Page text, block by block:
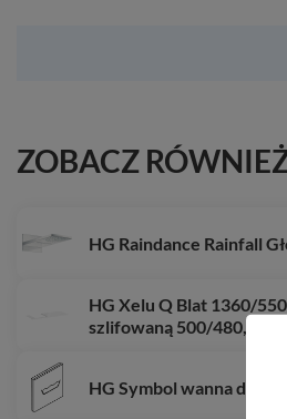
ZOBACZ
HG Raindance Rainfall
HG Xelu Q Blat 1360/
szlifowaną 500/480,
HG Symbol wanna do